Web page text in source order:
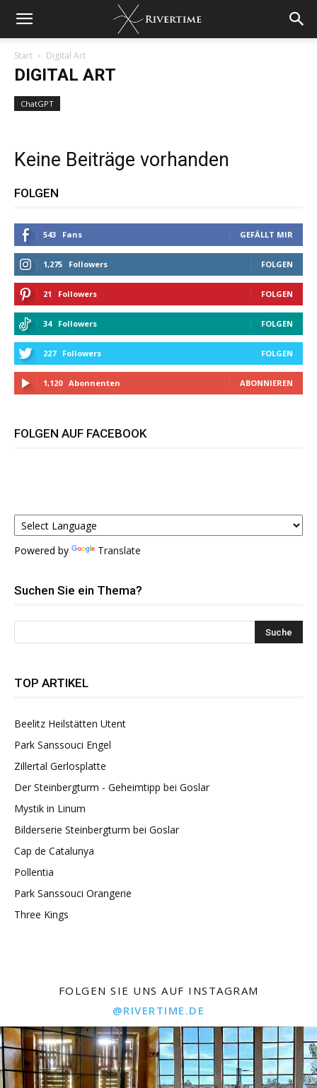
Start Digital Art
DIGITAL ART
ChatGPT
Keine Beiträge vorhanden
FOLGEN
543 Fans GEFÄLLT MIR
1,275 Followers FOLGEN
21 Followers FOLGEN
34 Followers FOLGEN
227 Followers FOLGEN
1,120 Abonnenten ABONNIEREN
FOLGEN AUF FACEBOOK
Powered by Translate
Suchen Sie ein Thema?
TOP ARTIKEL
Beelitz Heilstätten Utent
Park Sanssouci Engel
Zillertal Gerlosplatte
Der Steinbergturm - Geheimtipp bei Goslar
Mystik in Linum
Bilderserie Steinbergturm bei Goslar
Cap de Catalunya
Pollentia
Park Sanssouci Orangerie
Three Kings
FOLGEN SIE UNS AUF INSTAGRAM
@RIVERTIME.DE